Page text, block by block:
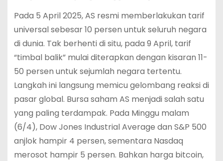
Pada 5 April 2025, AS resmi memberlakukan tarif
universal sebesar 10 persen untuk seluruh negara
di dunia. Tak berhenti di situ, pada 9 April, tarif
“timbal balik” mulai diterapkan dengan kisaran 11-
50 persen untuk sejumlah negara tertentu.
Langkah ini langsung memicu gelombang reaksi di
pasar global. Bursa saham AS menjadi salah satu
yang paling terdampak. Pada Minggu malam
(6/4), Dow Jones Industrial Average dan S&P 500
anjlok hampir 4 persen, sementara Nasdaq
merosot hampir 5 persen. Bahkan harga bitcoin,